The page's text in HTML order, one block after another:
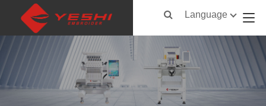
Language